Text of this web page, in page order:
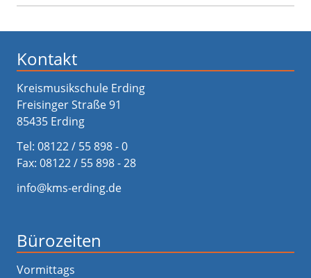
Kontakt
Kreismusikschule Erding
Freisinger Straße 91
85435 Erding
Tel: 08122 / 55 898 - 0
Fax: 08122 / 55 898 - 28
info@kms-erding.de
Bürozeiten
Vormittags